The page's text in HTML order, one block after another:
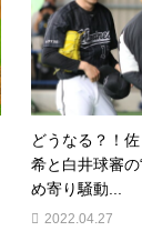
どうなる？！
希と白井球審の
め寄り騒動...
2022.04.27